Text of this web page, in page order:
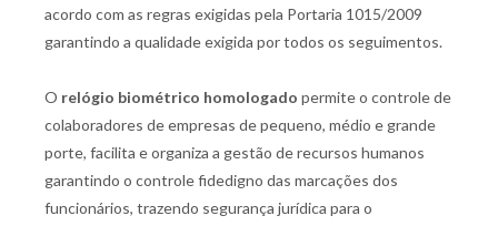
acordo com as regras exigidas pela Portaria 1015/2009
garantindo a qualidade exigida por todos os seguimentos.
O relógio biométrico homologado permite o controle de
colaboradores de empresas de pequeno, médio e grande
porte, facilita e organiza a gestão de recursos humanos
garantindo o controle fidedigno das marcações dos
funcionários, trazendo segurança jurídica para o